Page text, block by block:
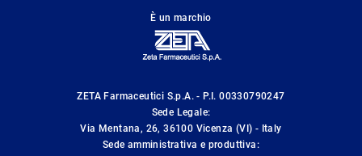
È un marchio
ZETA Farmaceutici S.p.A. - P.I. 00330790247
Sede Legale:
Via Mentana, 26, 36100 Vicenza (VI) - Italy
Sede amministrativa e produttiva: